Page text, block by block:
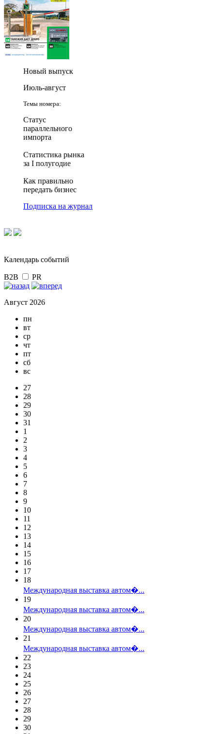
Новый выпуск
Июль-август
Темы номера:
Статус
параллельного
импорта
Статистика рынка
за I полугодие
Как правильно
передать бизнес
Подписка на журнал
Календарь событий
B2B PR
Август 2026
пн
вт
ср
чт
пт
сб
вс
27
28
29
30
31
1
2
3
4
5
6
7
8
9
10
11
12
13
14
15
16
17
18
Международная выставка автом�...
19
Международная выставка автом�...
20
Международная выставка автом�...
21
Международная выставка автом�...
22
23
24
25
26
27
28
29
30